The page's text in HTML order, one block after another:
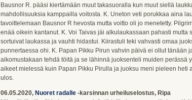
Bausnor R. pääsi kiertämään muut takasuoralla kun muut siellä
mahdollisuuksia kamppailla voitosta. K. Uneton veti porukkaa aina
tavoittelemaan Bausnor R hevosta mutta voitto oli jo menetetty.
enää oikein kantanut. K. Voi Taivas jäi alkulaukassaan pahasti
sortuivat laukassa ja vauhti hidastui. Kiirastuli teki vahvasti omaa
punnertaessa ohi. K. Papan Pikku Pirun vahvin päivä ei ollut tänään
aikomustakaan tehdä töitä ja se lähinnä juoksenteli muiden perässä
aikeet mielessä kuin Papan Pikku Pirulla ja juoksu meni pieleen heti
ulos.
06.05.2020, Nuoret radalle -karsinnan urheiluselostus, Ripa